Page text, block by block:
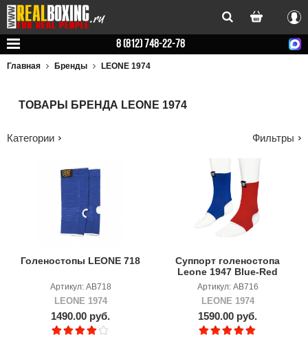
Вход
8 (812) 748-22-78
Главная Бренды LEONE 1974
ТОВАРЫ БРЕНДА LEONE 1974
Категории Фильтры
Голеностопы LEONE 718
Артикул: AB718
LEONE 1974
1490.00 руб.
Суппорт голеностопа
Leone 1947 Blue-Red
Артикул: AB716
LEONE 1974
1590.00 руб.